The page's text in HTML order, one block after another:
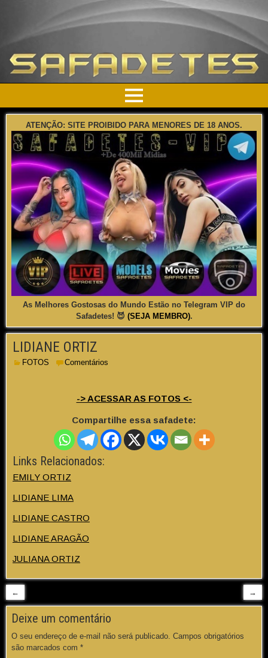
ATENÇÃO: SITE PROIBIDO PARA MENORES DE 18 ANOS.
As Melhores Gostosas do Mundo Estão no Telegram VIP do
Safadetes! 😈 (SEJA MEMBRO).
LIDIANE ORTIZ
FOTOS Comentários
-> ACESSAR AS FOTOS <-
Compartilhe essa safadete:
Links Relacionados:
EMILY ORTIZ
LIDIANE LIMA
LIDIANE CASTRO
LIDIANE ARAGÃO
JULIANA ORTIZ
← →
Deixe um comentário
O seu endereço de e-mail não será publicado. Campos obrigatórios
são marcados com *